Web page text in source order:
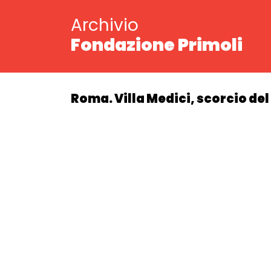
Archivio
Fondazione Primoli
Roma. Villa Medici, scorcio